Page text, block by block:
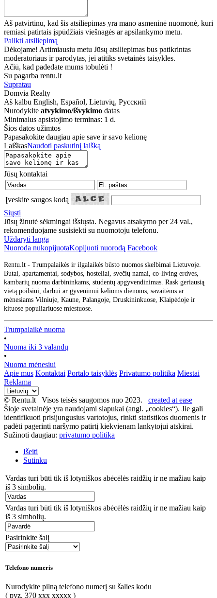
Aš patvirtinu, kad šis atsiliepimas yra mano asmeninė nuomonė, kuri
remiasi patirtais įspūdžiais viešnagės ar apsilankymo metu.
Palikti atsiliepimą
Dėkojame! Artimiausiu metu Jūsų atsiliepimas bus patikrintas
moderatoriaus ir parodytas, jei atitiks svetainės taisykles.
Ačiū, kad padedate mums tobulėti !
Su pagarba rentu.lt
Supratau
Domvia Realty
Aš kalbu English, Español, Lietuvių, Русский
Nurodykite atvykimo/išvykimo datas
Minimalus apsistojimo terminas: 1 d.
Šios datos užimtos
Papasakokite daugiau apie save ir savo kelionę
LaiškasNaudoti paskutinį laišką
Jūsų kontaktai
Įveskite saugos kodą
Siųsti
Jūsų žinutė sėkmingai išsiųsta. Negavus atsakymo per 24 val.,
rekomenduojame susisiekti su nuomotoju telefonu.
Uždaryti langą
Nuoroda nukopijuotaKopijuoti nuorodą Facebook
Rentu.lt - Trumpalaikės ir ilgalaikės būsto nuomos skelbimai Lietuvoje.
Butai, apartamentai, sodybos, hosteliai, svečių namai, co-living erdves,
kambarių nuoma darbininkams, studentų apgyvendinimas. Rask geriausią
vietą poilsiui, darbui ar gyvenimui kelioms dienoms, savaitėms ar
mėnesiams Vilniuje, Kaune, Palangoje, Druskininkuose, Klaipėdoje ir
kituose populiariuose miestuose.
Trumpalaikė nuoma
•
Nuoma iki 3 valandų
•
Nuoma mėnesiui
Apie mus Kontaktai Portalo taisyklės Privatumo politika Miestai
Reklama
© Rentu.lt Visos teisės saugomos nuo 2023. created at ease
Šioje svetainėje yra naudojami slapukai (angl. „cookies“). Jie gali
identifikuoti prisijungusius vartotojus, rinkti statistikos duomenis ir
padėti pagerinti naršymo patirtį kiekvienam lankytojui atskirai.
Sužinoti daugiau: privatumo politika
Išeiti
Sutinku
Vardas turi būti tik iš lotyniškos abėcėlės raidžių ir ne mažiau kaip
iš 3 simbolių.
Vardas turi būti tik iš lotyniškos abėcėlės raidžių ir ne mažiau kaip
iš 3 simbolių.
Pasirinkite šalį
Telefono numeris
Nurodykite pilną telefono numerį su šalies kodu
( pvz. 370 xxx xxxxx )